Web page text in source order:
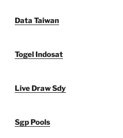
Data Taiwan
Togel Indosat
Live Draw Sdy
Sgp Pools